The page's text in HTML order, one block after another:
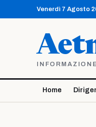
contenuto
Venerdì 7 Agosto
Home